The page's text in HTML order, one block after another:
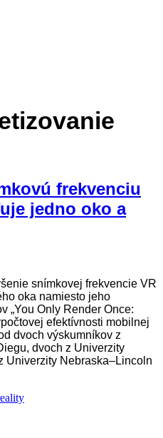
frekvenciu
jedno oko a
snímkovej frekvencie VR
oka namiesto jeho
„You Only Render Once:
efektívnosti mobilnej
dvoch výskumníkov z
dvoch z Univerzity
Univerzity Nebraska–Lincoln